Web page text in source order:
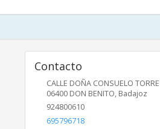
Contacto
CALLE DOÑA CONSUELO
06400 DON BENITO, Badajoz
924800610
695796718